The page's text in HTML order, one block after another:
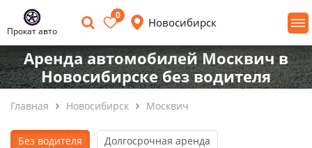
Прокат авто
0
Новосибирск
Аренда автомобилей Москвич в
Новосибирске без водителя
Главная Новосибирск Москвич
Без водителя Долгосрочная аренда